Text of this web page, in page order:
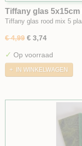
Tiffany glas
Tiffany glas rood mix 5
€ 4,99 € 3,74
✓ Op voorraad
IN WINKELWAGEN